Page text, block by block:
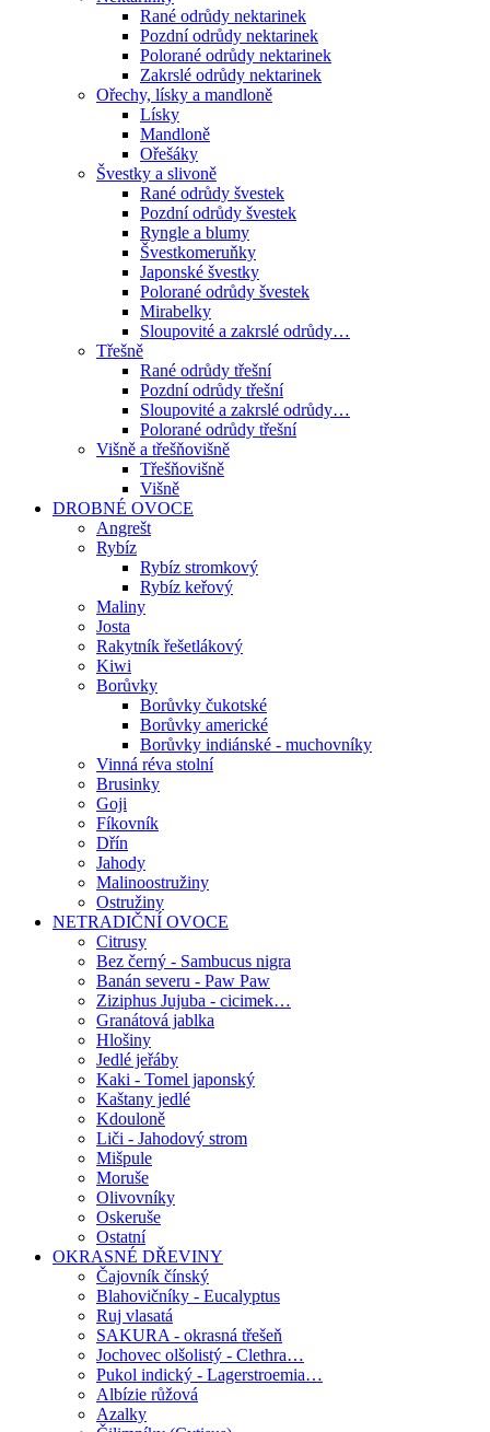
Rané odrůdy nektarinek
Pozdní odrůdy nektarinek
Polorané odrůdy nektarinek
Zakrslé odrůdy nektarinek
Ořechy, lísky a mandloně
Lísky
Mandloně
Ořešáky
Švestky a slivoně
Rané odrůdy švestek
Pozdní odrůdy švestek
Ryngle a blumy
Švestkomeruňky
Japonské švestky
Polorané odrůdy švestek
Mirabelky
Sloupovité a zakrslé odrůdy…
Třešně
Rané odrůdy třešní
Pozdní odrůdy třešní
Sloupovité a zakrslé odrůdy…
Polorané odrůdy třešní
Višně a třešňovišně
Třešňovišně
Višně
DROBNÉ OVOCE
Angrešt
Rybíz
Rybíz stromkový
Rybíz keřový
Maliny
Josta
Rakytník řešetlákový
Kiwi
Borůvky
Borůvky čukotské
Borůvky americké
Borůvky indiánské - muchovníky
Vinná réva stolní
Brusinky
Goji
Fíkovník
Dřín
Jahody
Malinoostružiny
Ostružiny
NETRADIČNÍ OVOCE
Citrusy
Bez černý - Sambucus nigra
Banán severu - Paw Paw
Ziziphus Jujuba - cicimek…
Granátová jablka
Hlošiny
Jedlé jeřáby
Kaki - Tomel japonský
Kaštany jedlé
Kdouloně
Liči - Jahodový strom
Mišpule
Moruše
Olivovníky
Oskeruše
Ostatní
OKRASNÉ DŘEVINY
Čajovník čínský
Blahovičníky - Eucalyptus
Ruj vlasatá
SAKURA - okrasná třešeň
Jochovec olšolistý - Clethra…
Pukol indický - Lagerstroemia…
Albízie růžová
Azalky